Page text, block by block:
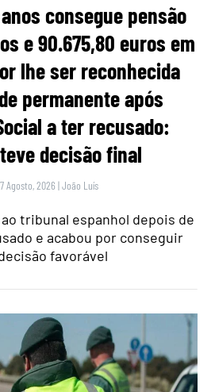
consegue pensão
e 90.675,80 euros em
lhe ser reconhecida
permanente após
a ter recusado:
decisão final
Agosto, 2026 |João Luís
tribunal espanhol depois de
e acabou por conseguir
favorável